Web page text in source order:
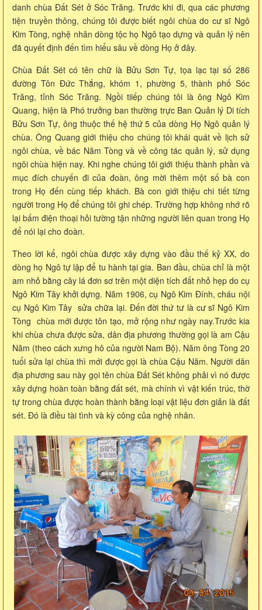
danh chùa Đất Sét ở Sóc Trăng. Trước khi đi, qua các phương
tiện truyền thông, chúng tôi được biết ngôi chùa do cư sĩ Ngô
Kim Tòng, nghệ nhân dòng tộc họ Ngô tạo dựng và quản lý nên
đã quyết định đến tìm hiểu sâu về dòng Họ ở đây.
Chùa Đất Sét có tên chữ là Bửu Sơn Tự, tọa lạc tại số 286
đường Tôn Đức Thắng, khóm 1, phường 5, thành phố Sóc
Trăng, tỉnh Sóc Trăng. Ngồi tiiếp chúng tôi là ông Ngô Kim
Quang, hiện là Phó trưởng ban thường trực Ban Quản lý Di tích
Bửu Sơn Tự, ông thuộc thế hệ thứ 5 của dòng Họ Ngô quản lý
chùa. Ông Quang giới thiệu cho chúng tôi khái quát về lịch sử
ngôi chùa, về bác Năm Tòng và về công tác quản lý, sử dụng
ngôi chùa hiện nay. Khi nghe chúng tôi giới thiệu thành phần và
mục đích chuyến đi của đoàn, ông mời thêm một số bà con
trong Họ đến cùng tiếp khách. Bà con giới thiệu chi tiết từng
người trong Họ để chúng tôi ghi chép. Trường hợp không nhớ rõ
lại bấm điện thoại hỏi tường tận những người liên quan trong Họ
để nói lại cho đoàn.
Theo lời kể, ngôi chùa được xây dựng vào đầu thế kỷ XX, do
dòng họ Ngô tự lập để tu hành tại gia. Ban đầu, chùa chỉ là một
am nhỏ bằng cây lá đơn sơ trên một diện tích đất nhỏ hẹp do cụ
Ngô Kim Tây khởi dựng. Năm 1906, cụ Ngô Kim Đính, cháu nội
cụ Ngô Kim Tây sửa chữa lại. Đến đời thứ tư là cư sĩ Ngô Kim
Tòng chùa mới được tôn tạo, mở rộng như ngày nay.Trước kia
khi chùa chưa được sửa, dân địa phương thường gọi là am Cậu
Năm (theo cách xưng hô của người Nam Bộ). Năm ông Tòng 20
tuổi sửa lại chùa thì mới được gọi là chùa Cậu Năm. Người dân
địa phương sau này gọi tên chùa Đất Sét không phải vì nó được
xây dựng hoàn toàn bằng đất sét, mà chính vì vật kiến trúc, thờ
tự trong chùa được hoàn thành bằng loại vật liệu đơn giản là đất
sét. Đó là điều tài tình và kỳ công của nghệ nhân.